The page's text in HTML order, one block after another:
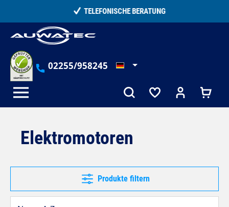
TELEFONISCHE BERATUNG
02255/958245
Elektromotoren
Produkte filtern